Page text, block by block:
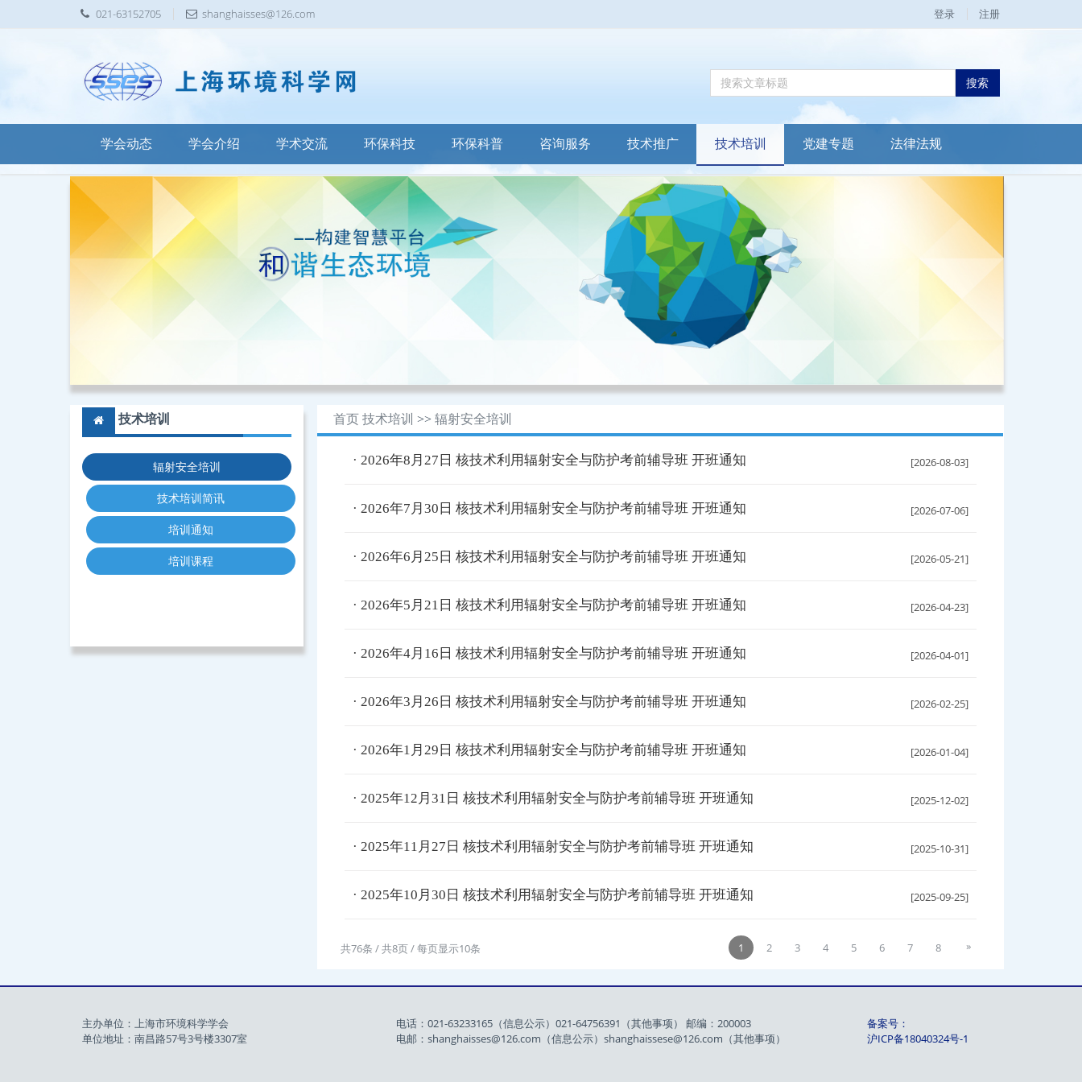
021-63152705 shanghaisses@126.com 登录 注册
搜索
学会动态 学会介绍 学术交流 环保科技 环保科普 咨询服务 技术推广 技术培训 党建专题 法律法规
技术培训
辐射安全培训
技术培训简讯
培训通知
培训课程
首页 技术培训 >>辐射安全培训
· 2026年8月27日 核技术利用辐射安全与防护考前辅导班 开班通知 [2026-08-03]
· 2026年7月30日 核技术利用辐射安全与防护考前辅导班 开班通知 [2026-07-06]
· 2026年6月25日 核技术利用辐射安全与防护考前辅导班 开班通知 [2026-05-21]
· 2026年5月21日 核技术利用辐射安全与防护考前辅导班 开班通知 [2026-04-23]
· 2026年4月16日 核技术利用辐射安全与防护考前辅导班 开班通知 [2026-04-01]
· 2026年3月26日 核技术利用辐射安全与防护考前辅导班 开班通知 [2026-02-25]
· 2026年1月29日 核技术利用辐射安全与防护考前辅导班 开班通知 [2026-01-04]
· 2025年12月31日 核技术利用辐射安全与防护考前辅导班 开班通知 [2025-12-02]
· 2025年11月27日 核技术利用辐射安全与防护考前辅导班 开班通知 [2025-10-31]
· 2025年10月30日 核技术利用辐射安全与防护考前辅导班 开班通知 [2025-09-25]
共76条 / 共8页 / 每页显示10条 1 2 3 4 5 6 7 8 »
主办单位：上海市环境科学学会
单位地址：南昌路57号3号楼3307室
电话：021-63233165（信息公示）021-64756391（其他事项） 邮编：200003
电邮：shanghaisses@126.com（信息公示）shanghaissese@126.com（其他事项）
备案号：
沪ICP备18040324号-1